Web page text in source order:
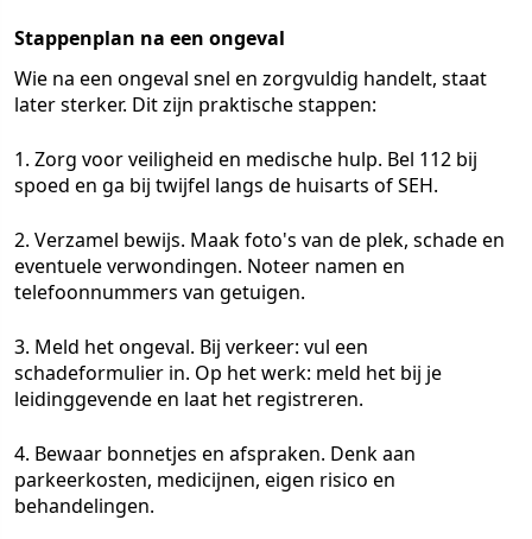
Stappenplan na een ongeval
Wie na een ongeval snel en zorgvuldig handelt, staat
later sterker. Dit zijn praktische stappen:
1. Zorg voor veiligheid en medische hulp. Bel 112 bij
spoed en ga bij twijfel langs de huisarts of SEH.
2. Verzamel bewijs. Maak foto's van de plek, schade en
eventuele verwondingen. Noteer namen en
telefoonnummers van getuigen.
3. Meld het ongeval. Bij verkeer: vul een
schadeformulier in. Op het werk: meld het bij je
leidinggevende en laat het registreren.
4. Bewaar bonnetjes en afspraken. Denk aan
parkeerkosten, medicijnen, eigen risico en
behandelingen.